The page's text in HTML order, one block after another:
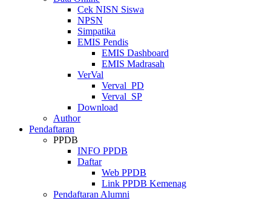
Cek NISN Siswa
NPSN
Simpatika
EMIS Pendis
EMIS Dashboard
EMIS Madrasah
VerVal
Verval_PD
Verval_SP
Download
Author
Pendaftaran
PPDB
INFO PPDB
Daftar
Web PPDB
Link PPDB Kemenag
Pendaftaran Alumni